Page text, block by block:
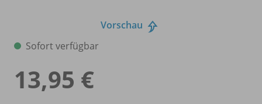
Vorschau
Sofort verfügbar
13,95 €